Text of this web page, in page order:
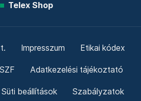
Telex Shop
Impresszum Etikai kódex
Adatkezelési tájékoztató
Süti beállítások Szabályzatok